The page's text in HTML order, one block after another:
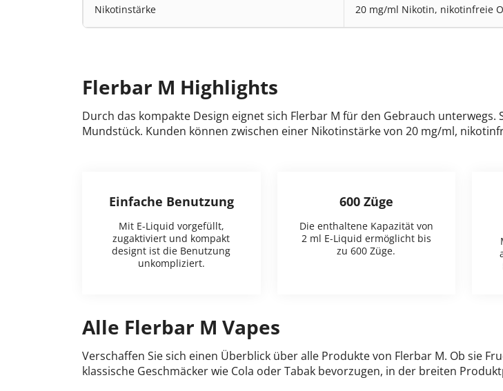
Nikotinstärke 20 mg/ml Nikotin, nikotinfreie
Flerbar M Highlights
Durch das kompakte Design eignet sich Flerbar M für den Gebrauch
Mundstück. Kunden können zwischen einer Nikotinstärke von 20 mg/ml,
Einfache Benutzung
Mit E-Liquid vorgefüllt,
zugaktiviert und kompakt
designt ist die Benutzung
unkompliziert.
600 Züge
Die enthaltene Kapazität von
2 ml E-Liquid ermöglicht bis
zu 600 Züge.
Alle Flerbar M Vapes
Verschaffen Sie sich einen Überblick über alle Produkte von Flerbar M. Ob sie
klassische Geschmäcker wie Cola oder Tabak bevorzugen, in der breiten